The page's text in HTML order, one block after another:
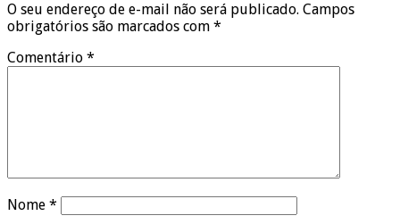
O seu endereço de e-mail não será publicado. Campos
obrigatórios são marcados com *
Comentário *
Nome *